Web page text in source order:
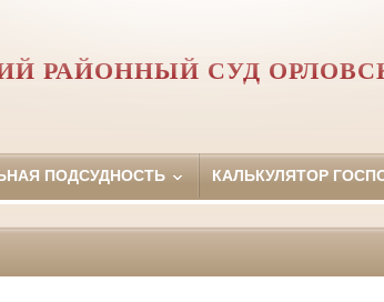
РАЙОННЫЙ СУД
ПОДСУДНОСТЬ КАЛЬКУЛЯТОР